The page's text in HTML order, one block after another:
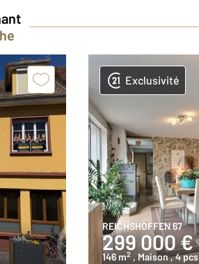
Exclusivité
REICHSHOFFEN 67
299 000 €
146 m2 , Maison, 4 pcs